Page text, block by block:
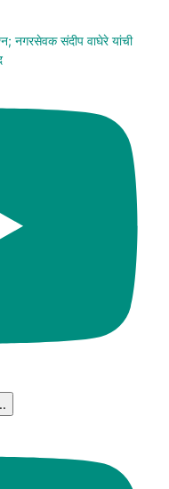
नगरसेवक संदीप वाघेरे यांची